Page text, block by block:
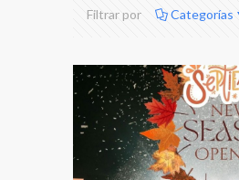
Filtrar por Categorías